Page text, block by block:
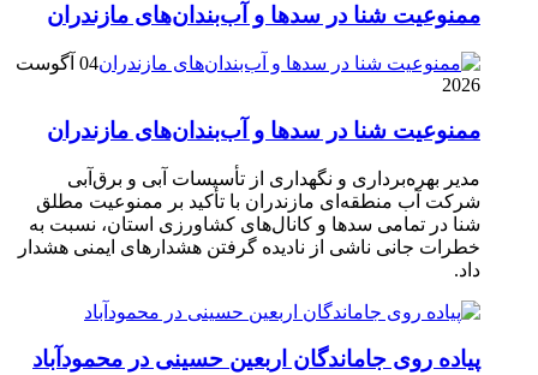
ممنوعیت شنا در سدها و آب‌بندان‌‌های مازندران
04 آگوست
2026
ممنوعیت شنا در سدها و آب‌بندان‌‌های مازندران
مدیر بهره‌برداری و نگهداری از تأسیسات آبی و برق‌آبی
شرکت آب منطقه‌ای مازندران با تأکید بر ممنوعیت مطلق
شنا در تمامی سدها و کانال‌های کشاورزی استان، نسبت به
خطرات جانی ناشی از نادیده گرفتن هشدارهای ایمنی هشدار
داد.
پیاده روی جاماندگان اربعین حسینی در محمودآباد